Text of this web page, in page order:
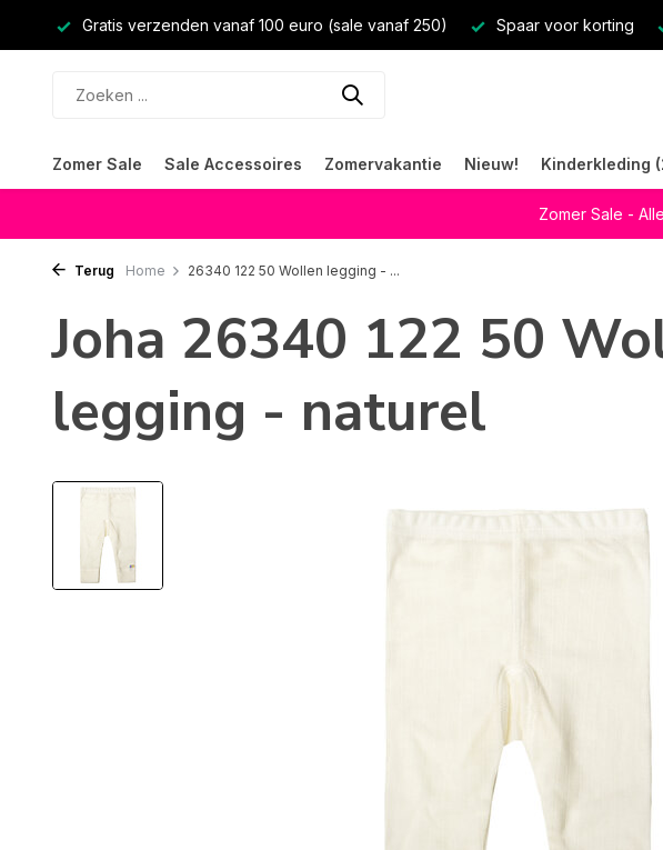
Gratis verzenden vanaf 100 euro (sale vanaf 250) Spaar voor korting
Zomer Sale Sale Accessoires Zomervakantie Nieuw! Kinderkleding
Zomer Sale -
Terug Home 26340 122 50 Wollen legging - ...
Joha 26340 122 50
legging - naturel